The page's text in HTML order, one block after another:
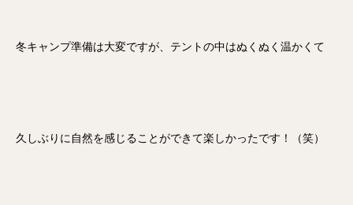
冬キャンプ準備は大変ですが、テントの中はぬくぬく温かくて
久しぶりに自然を感じることができて楽しかったです！（笑）